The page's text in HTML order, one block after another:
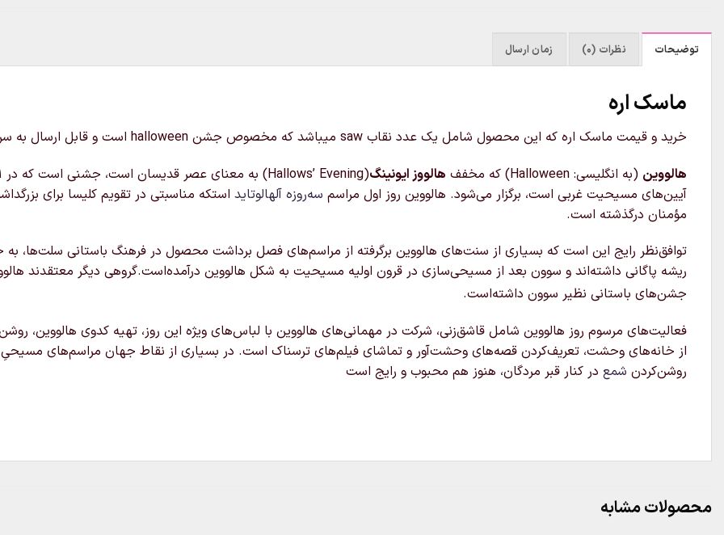
توضیحات نظرات (0) زمان ارسال
ماسک اره
خرید و قیمت ماسک اره که این محصول شامل یک عدد نقاب saw میباشد که مخصوص جشن halloween است و قابل ارسال به سراسر کشور می باشد
هالووین (به انگلیسی: Halloween) که مخفف هالووز ایونینگ
آیین‌های مسیحیت غربی است، برگزار می‌شود. هالووین روز اول مراسم سه‌روزه آلهالوتاید استکه مناسبتی در تقویم کلیسا برای
مؤمنان درگذشته است.
توافق‌نظر رایج این است که بسیاری از سنت‌های هالووین برگرفته از مراسم‌های فصل برداشت محصول در فرهنگ باستانی
ریشه پاگانی داشته‌اند و سوون بعد از مسیحی‌سازی در قرون اولیه مسیحیت به شکل هالووین درآمده‌است.گروهی دیگر معتقدند
جشن‌های باستانی نظیر سوون داشته‌است.
فعالیت‌های مرسوم روز هالووین شامل قاشق‌زنی، شرکت در مهمانی‌های هالووین با لباس‌های ویژه این روز، تهیه کدوی هالووین،
از خانه‌های وحشت، تعریف‌کردن قصه‌های وحشت‌آور و تماشای فیلم‌های ترسناک است. در بسیاری از نقاط جهان مراسم‌های مسیحیِ
روشن‌کردن شمع در کنار قبر مردگان، هنوز هم محبوب و رایج است
محصولات مشابه